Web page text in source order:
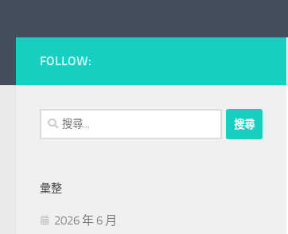
FOLLOW:
搜
尋
字:
彙整
2026 年 6 月